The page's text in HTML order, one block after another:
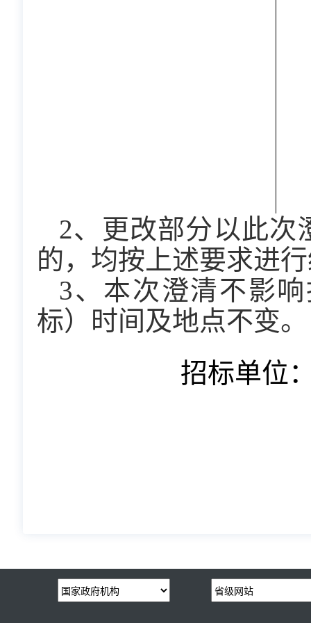
2、更改部分以此次
的，均按上述要求进
3、本次澄清不影
标）时间及地点不变。
招标单位